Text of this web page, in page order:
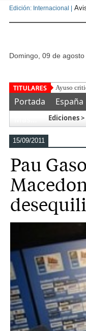
Edición: Internacional |
domingo, 09 de
¿Se puede
Portada España
Ediciones >
15/09/2011
Pau